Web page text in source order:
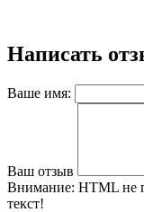
Написать
Ваше имя:
Ваш отзыв
Внимание: HTML не
текст!